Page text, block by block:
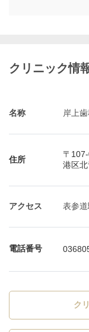
クリニック情
名称 岸上
住所
〒
港区
アクセス 表参
電話番号
ク